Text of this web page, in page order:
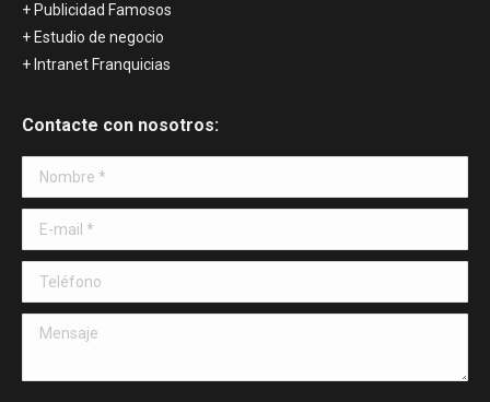
+ Publicidad Famosos
+ Estudio de negocio
+ Intranet Franquicias
Contacte con nosotros:
Nombre *
E-mail *
Teléfono
Mensaje